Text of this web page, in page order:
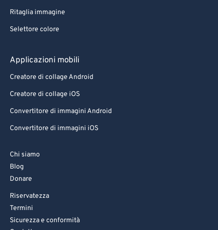
Ritaglia immagine
Selettore colore
Applicazioni mobili
Creatore di collage Android
Creatore di collage iOS
Convertitore di immagini Android
Convertitore di immagini iOS
Chi siamo
Blog
Donare
Riservatezza
Termini
Sicurezza e conformità